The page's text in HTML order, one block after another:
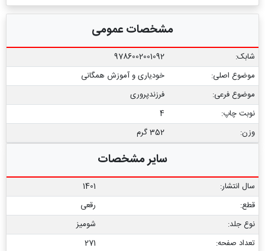
مشخصات عمومی
شابک:
9786002001092
موضوع اصلی:
خودیاری و آموزش همگانی
موضوع فرعی:
فرزندپروری
نوبت چاپ:
4
وزن:
352 گرم
سایر مشخصات
سال انتشار:
1401
قطع:
رقعی
نوع جلد:
شومیز
تعداد صفحه:
271